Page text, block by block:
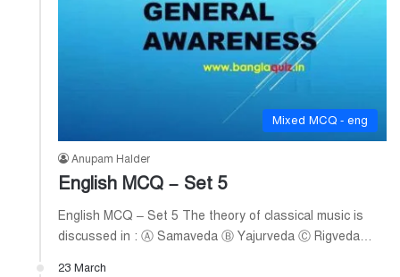
Mixed MCQ - eng
Anupam Halder
English MCQ – Set 5
English MCQ – Set 5 The theory of classical music is
discussed in : Ⓐ Samaveda Ⓑ Yajurveda Ⓒ Rigveda…
23 March